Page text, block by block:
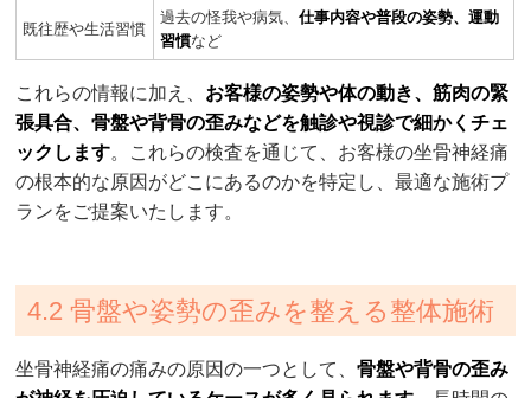
既往歴や生活習慣
過去の怪我や病気、仕事内容や普段の姿勢、運動
習慣など
これらの情報に加え、 お客様の姿勢や体の動き、筋肉の緊
張具合、骨盤や背骨の歪みなどを触診や視診で細かくチェ
ックします。これらの検査を通じて、お客様の坐骨神経痛
の根本的な原因がどこにあるのかを特定し、最適な施術プ
ランをご提案いたします。
4.2 骨盤や姿勢の歪みを整える整体施術
坐骨神経痛の痛みの原因の一つとして、骨盤や背骨の歪み